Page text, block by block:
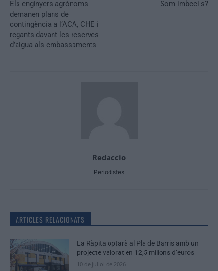
Els enginyers agrònoms
demanen plans de
contingència a l’ACA, CHE i
regants davant les reserves
d’aigua als embassaments
Som imbecils?
Redaccio
Periodistes
ARTICLES RELACIONATS
La Ràpita optarà al Pla de Barris amb un
projecte valorat en 12,5 milions d’euros
10 de juliol de 2026